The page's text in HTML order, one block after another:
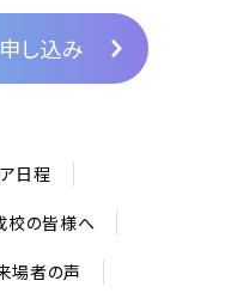
し込み
日程
校の皆様へ
場者の声